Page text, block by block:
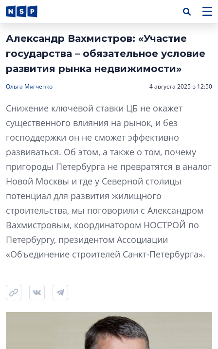
Александр Вахмистров: «Участие
государства – обязательное условие
развития рынка недвижимости»
Ольга Мягченко 4 августа 2025 в 12:50
Снижение ключевой ставки ЦБ не окажет
существенного влияния на рынок, и без
господдержки он не сможет эффективно
развиваться. Об этом, а также о том, почему
пригороды Петербурга не превратятся в аналог
Новой Москвы и где у Северной столицы
потенциал для развития жилищного
строительства, мы поговорили с Александром
Вахмистровым, координатором НОСТРОЙ по
Петербургу, президентом Ассоциации
«Объединение строителей Санкт-Петербурга».